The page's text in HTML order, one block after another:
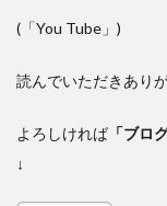
(「You Tube」)
読んでいただきあり
よろしければ 「ブロ
↓